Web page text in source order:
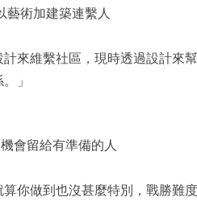
藝術加建築連繫人
計來維繫社區，現時透過設計來
」
會留給有準備的人
算你做到也沒甚麼特別，戰勝難